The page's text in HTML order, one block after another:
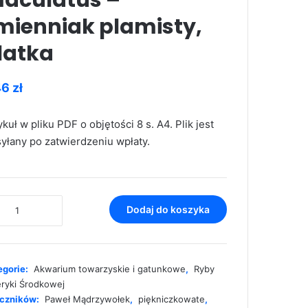
plamisty,
zł
w pliku PDF o objętości 8 s. A4. Plik jest
po zatwierdzeniu wpłaty.
Dodaj do koszyka
Akwarium towarzyskie i gatunkowe,
Ryby
Środkowej
Paweł Mądrzywołek, piękniczkowate,